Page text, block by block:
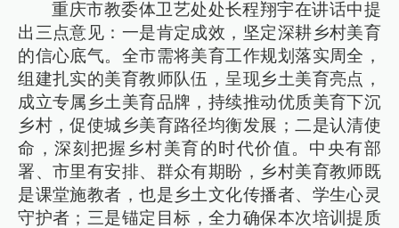
重庆市教委体卫艺处处长程翔宇在讲话中提
出三点意见：一是肯定成效，坚定深耕乡村美育
的信心底气。全市需将美育工作规划落实周全，
组建扎实的美育教师队伍，呈现乡土美育亮点，
成立专属乡土美育品牌，持续推动优质美育下沉
乡村，促使城乡美育路径均衡发展；二是认清使
命，深刻把握乡村美育的时代价值。中央有部
署、市里有安排、群众有期盼，乡村美育教师既
是课堂施教者，也是乡土文化传播者、学生心灵
守护者；三是锚定目标，全力确保本次培训提质